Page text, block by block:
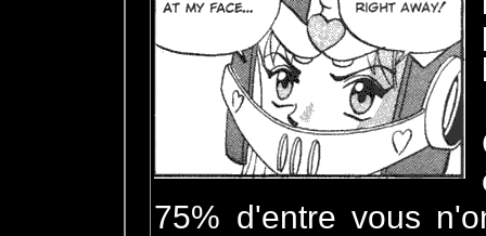
75% d'entre vous